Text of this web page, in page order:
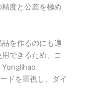
度と公差を極め
を作るのにも適
できるため、コ
Yonglihao
ドを重視し、ダイ